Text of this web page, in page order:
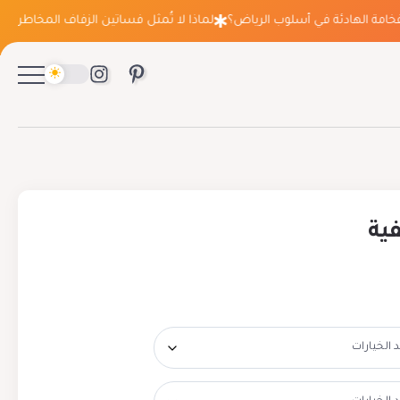
الهادئة في أسلوب الرياض؟ لماذا لا تُمثل فساتين الزفاف المخاطرة التي